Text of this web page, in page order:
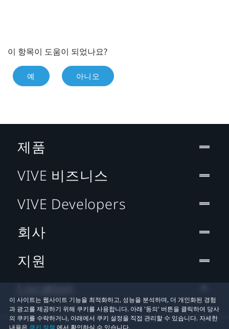
이 항목이 도움이 되었나요?
예 아니오
이 사이트는 웹사이트 기능을 최적화하고, 성능을 분석하며, 더 개인화된 경험
과 광고를 제공하기 위해 쿠키를 사용합니다. 아래 '동의' 버튼을 클릭하여 당사
의 쿠키를 수락하거나, 아래에서 쿠키 설정을 직접 관리할 수 있습니다. 자세한
내용은 쿠키 정책 에서 확인하실 수 있습니다.
제품
VIVE 비즈니스
VIVE Developers
회사
지원
Location